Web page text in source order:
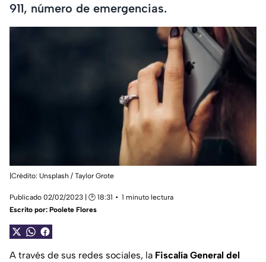
911, número de emergencias.
|Crédito: Unsplash / Taylor Grote
Publicado 02/02/2023 | 🕑 18:31
1 minuto lectura
Escrito por: Poolete Flores
A través de sus redes sociales, la Fiscalía General del